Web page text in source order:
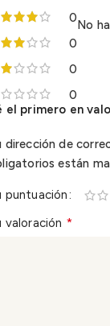
0
0
0
0
No
el primero en
dirección de
están
puntuación
valoración *